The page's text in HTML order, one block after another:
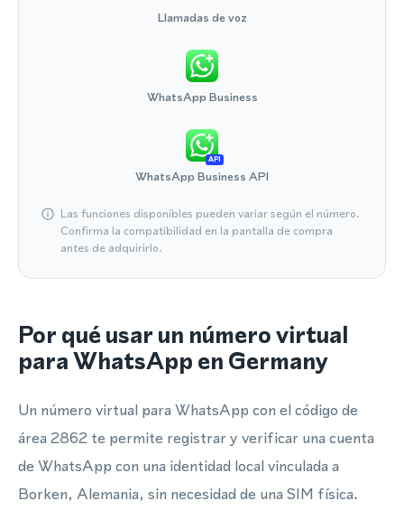
Llamadas de voz
WhatsApp Business
API
WhatsApp Business API
Las funciones disponibles pueden variar según el número.
Confirma la compatibilidad en la pantalla de compra
antes de adquirirlo.
Por qué usar un número virtual
para WhatsApp en Germany
Un número virtual para WhatsApp con el código de
área 2862 te permite registrar y verificar una cuenta
de WhatsApp con una identidad local vinculada a
Borken, Alemania, sin necesidad de una SIM física.